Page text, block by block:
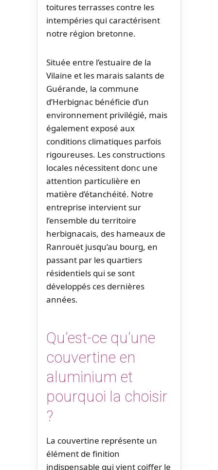
toitures terrasses contre les
intempéries qui caractérisent
notre région bretonne.
Située entre l’estuaire de la
Vilaine et les marais salants de
Guérande, la commune
d’Herbignac bénéficie d’un
environnement privilégié, mais
également exposé aux
conditions climatiques parfois
rigoureuses. Les constructions
locales nécessitent donc une
attention particulière en
matière d’étanchéité. Notre
entreprise intervient sur
l’ensemble du territoire
herbignacais, des hameaux de
Ranrouët jusqu’au bourg, en
passant par les quartiers
résidentiels qui se sont
développés ces dernières
années.
Qu’est-ce qu’une
couvertine en
aluminium et
pourquoi la choisir
?
La couvertine représente un
élément de finition
indispensable qui vient coiffer le